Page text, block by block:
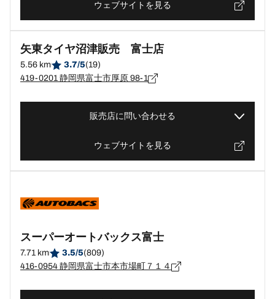
ウェブサイトを見る
矢東タイヤ沼津販売 富士店
5.56 km 3.7/5(19)
419-0201 静岡県富士市厚原 98-1
販売店に問い合わせる
ウェブサイトを見る
スーパーオートバックス富士
7.71 km 3.5/5(809)
416-0954 静岡県富士市本市場町７１４